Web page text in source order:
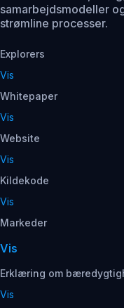
samarbejdsmodeller
strømline processer.
Explorers
Vis
Whitepaper
Vis
Website
Vis
Kildekode
Vis
Markeder
Vis
Erklæring om
Vis